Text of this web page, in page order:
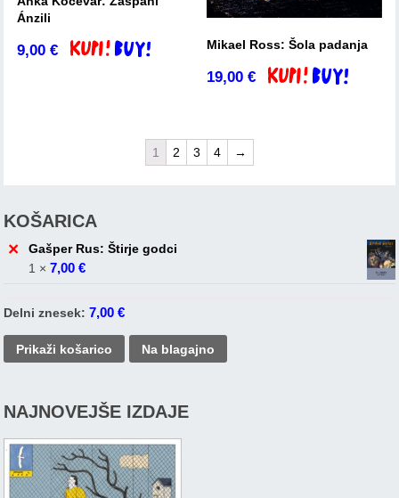
Ánzili
9,00€ Dodaj v košarico Mikael Ross: Šola padanja
19,00€ Dodaj v košarico
1 2 3 4 →
KOŠARICA
×
Gašper Rus: Štirje godci
1 ×7,00€
Delni znesek: 7,00€
Prikaži košarico Na blagajno
NAJNOVEJŠE IZDAJE